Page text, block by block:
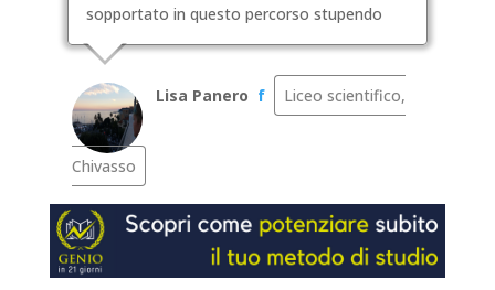
sopportato in questo percorso stupendo
Lisa Panero f Liceo scientifico,
Chivasso